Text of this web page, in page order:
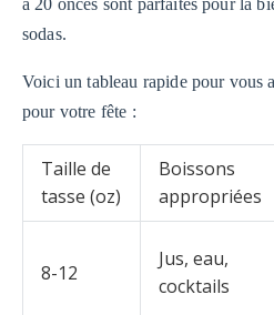
à 20 onces sont parfaites pour la
sodas.
Voici un tableau rapide pour vous
pour votre fête :
Taille de
tasse (oz)
Boissons
appropriées
8-12
Jus, eau,
cocktails